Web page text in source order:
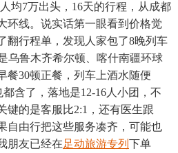
均7万出头，16天的行程，从成都
环线。说实话第一眼看到价格觉
翻行程单，发现人家包了8晚列车
乌鲁木齐希尔顿、喀什南疆环球
餐30顿正餐，列车上酒水随便
含了，落地是12-16人小团，不
键的是客服比2:1，还有医生跟
自由行把这些服务凑齐，可能也
朋友已经在足动旅游专列 下单